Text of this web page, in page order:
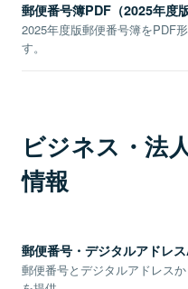
郵便番号簿PDF（2025年度版
2025年度版郵便番号簿をPDF
す。
ビジネス・法
情報
郵便番号・デジタルアドレ
郵便番号とデジタルアドレス